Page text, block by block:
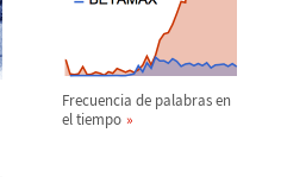
Frecuencia de palabras en
el tiempo